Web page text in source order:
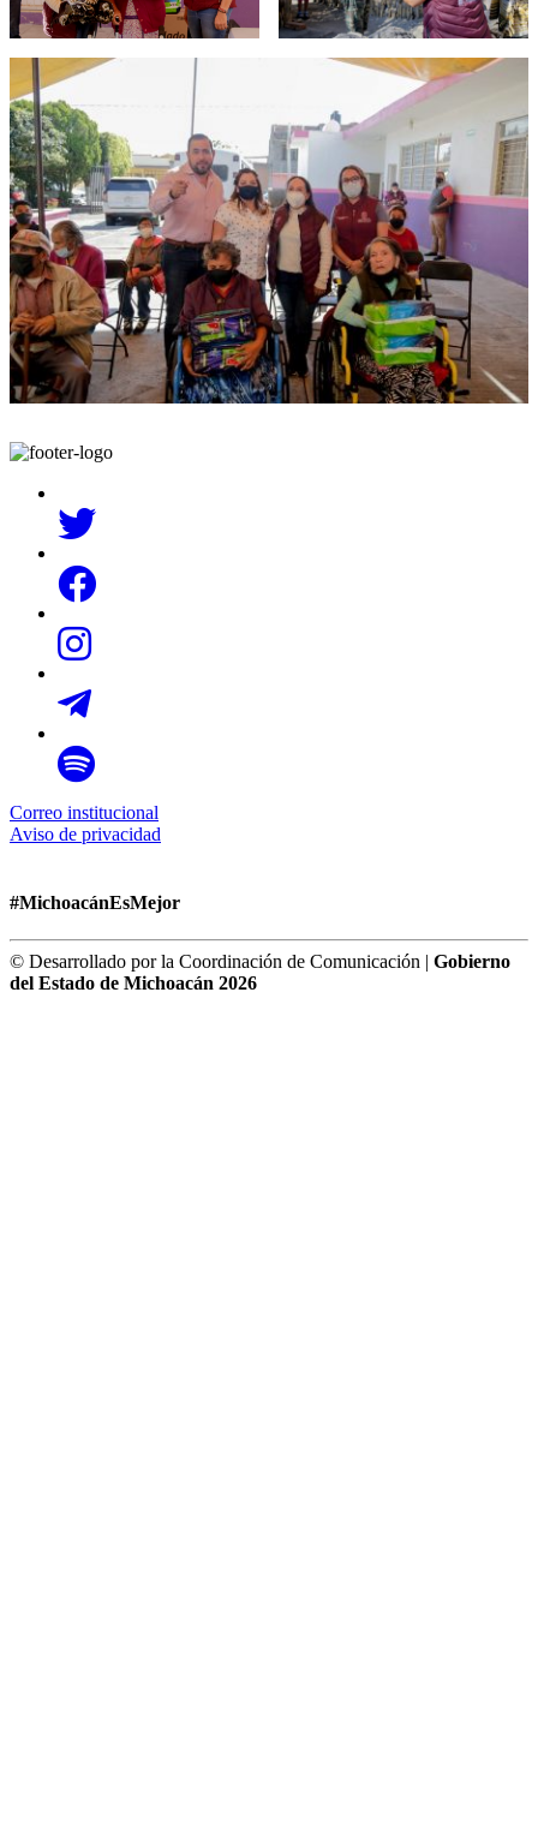
Correo institucional
Aviso de privacidad
#MichoacánEsMejor
© Desarrollado por la Coordinación de Comunicación | Gobierno
del Estado de Michoacán 2026